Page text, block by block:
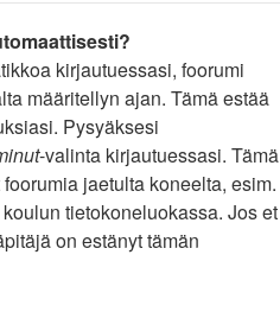
kirjautuessasi, foorumi
määritellyn ajan. Tämä estää
Pysyäksesi
-valinta kirjautuessasi. Tämä
jaetulta koneelta, esim.
tietokoneluokassa. Jos et
on estänyt tämän